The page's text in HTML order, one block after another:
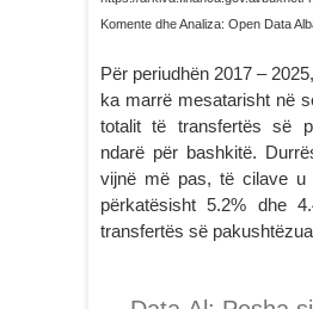
Komente dhe Analiza: Open Data
Për periudhën 2017 –
ka marrë mesatarisht në
totalit të transfertës së
ndarë për bashkitë.
vijnë më pas, të cilave u
përkatësisht 5.2% dhe
transfertës së